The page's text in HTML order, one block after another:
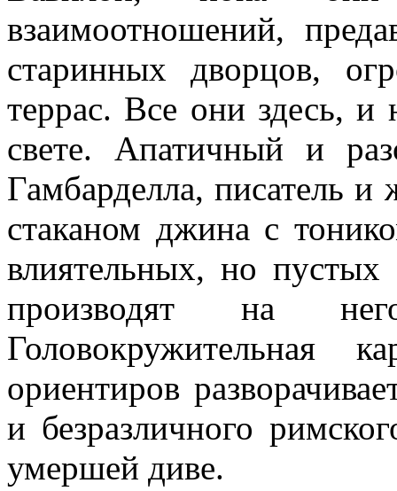
взаимоотношений,
старинных дворцов,
террас. Все они здесь, и
свете. Апатичный и
Гамбарделла, писатель
стаканом джина с
влиятельных, но
производят на
Головокружительная
ориентиров
и безразличного
умершей диве.